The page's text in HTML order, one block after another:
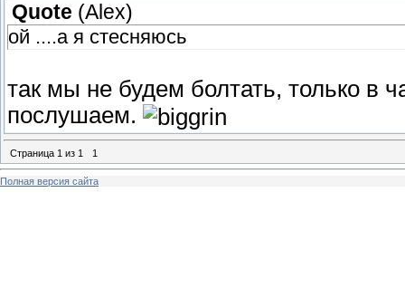
Quote (Alex)
ой ....а я стесняюсь
так мы не будем болтать, только в
послушаем.
Страница 1 из 1 1
Полная версия сайта